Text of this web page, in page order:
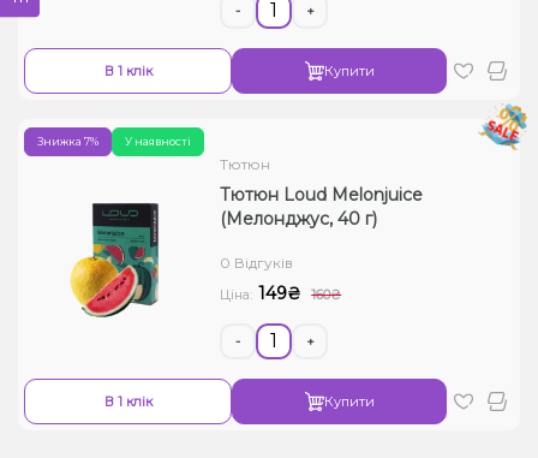
- +
В 1 клік Купити
У наявності
Знижка 7%
Тютюн
Тютюн Loud Melonjuice
(Мелонджус, 40 г)
0 Відгуків
Ціна: 149₴ 160₴
- +
В 1 клік Купити